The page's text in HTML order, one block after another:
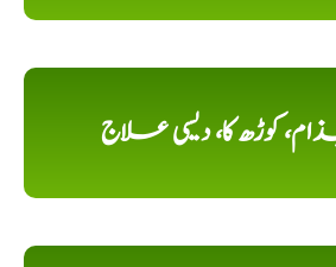
کوڑھ کا، دیسی علاج